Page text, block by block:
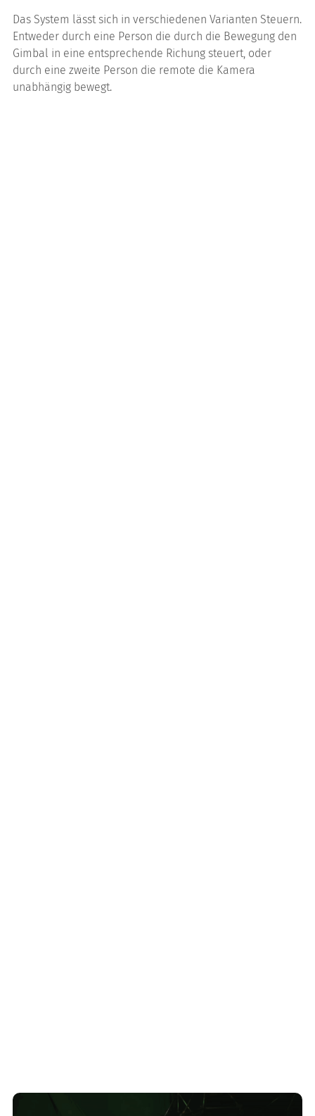
Das System lässt sich in verschiedenen Varianten Steuern.
Entweder durch eine Person die durch die Bewegung den
Gimbal in eine entsprechende Richung steuert, oder
durch eine zweite Person die remote die Kamera
unabhängig bewegt.